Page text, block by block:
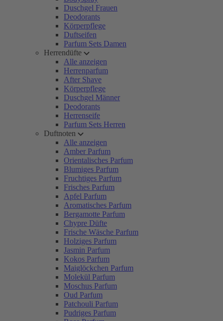
Duschgel Frauen
Deodorants
Körperpflege
Duftseifen
Parfum Sets Damen
Herrendüfte
Alle anzeigen
Herrenparfum
After Shave
Körperpflege
Duschgel Männer
Deodorants
Herrenseife
Parfum Sets Herren
Duftnoten
Alle anzeigen
Amber Parfum
Orientalisches Parfum
Blumiges Parfum
Fruchtiges Parfum
Frisches Parfum
Apfel Parfum
Aromatisches Parfum
Bergamotte Parfum
Chypre Düfte
Frische Wäsche Parfum
Holziges Parfum
Jasmin Parfum
Kokos Parfum
Maiglöckchen Parfum
Molekül Parfum
Moschus Parfum
Oud Parfum
Patchouli Parfum
Pudriges Parfum